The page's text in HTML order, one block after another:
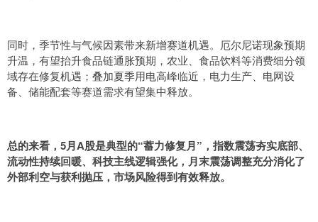
同时，季节性与气候因素带来新增赛道机遇。厄尔尼诺现象预期
升温，有望抬升食品链通胀预期，农业、食品饮料等消费细分领
域存在修复机遇；叠加夏季用电高峰临近，电力生产、电网设
备、储能配套等赛道需求有望集中释放。
总的来看，5月A股是典型的“蓄力修复月”，指数震荡夯实底部、
流动性持续回暖、科技主线逻辑强化，月末震荡调整充分消化了
外部利空与获利抛压，市场风险得到有效释放。